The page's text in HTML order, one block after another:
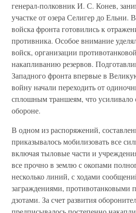
генерал-полковник И. С. Конев,
участке от озера Селигер до Ельни.
войска фронта готовились к
противника. Особое внимание
войск, организации
накапливанию резервов.
Западного фронта впервые в
войну начали переходить от
сплошным траншеям, что усиливало
обороне.
В одном из распоряжений,
приказывалось мобилизовать все
включая тыловые части и
все прочно в землю с окопами
несколько линий, с ходами
заграждениями, противотанковыми
дзотами. За счет развития